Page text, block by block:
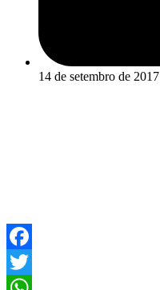
14 de setembro de 2017
Facebook